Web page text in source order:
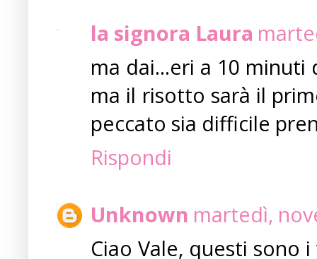
la signora Laura
ma dai...eri a 10
ma il risotto sarà il
peccato sia difficile
Rispondi
Unknown martedì,
Ciao Vale, questi sono